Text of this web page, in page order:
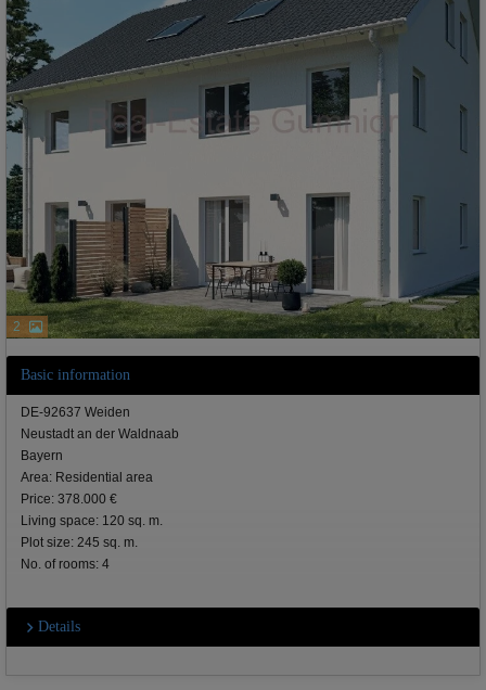
2
Basic information
DE-92637 Weiden
Neustadt an der Waldnaab
Bayern
Area: Residential area
Price: 378.000 €
Living space: 120 sq. m.
Plot size: 245 sq. m.
No. of rooms: 4
Details